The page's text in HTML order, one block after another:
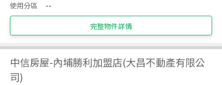
使用分區
--
完整物件詳情
中信房屋-內埔勝利加盟店(大昌不動產有限公
司)